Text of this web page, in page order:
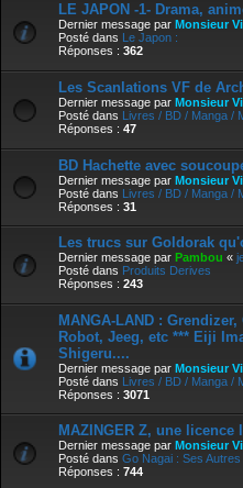
LE JAPON -1- Drama,
Dernier message par Monsieur
Posté dans
Le Japon :
Réponses : 362
Les Scanlations VF de
Dernier message par Monsieur
Posté dans Livres / BD / Manga /
Réponses : 47
BD Hachette avec
Dernier message par Monsieur
Posté dans Livres / BD / Manga /
Réponses : 31
Les trucs sur Goldorak
Dernier message par Pambou «
Posté dans Produits Derives
Réponses : 243
MANGA-LAND :
Robot, Jeeg, etc *** Eiji
Shigeru....
Dernier message par Monsieur
Posté dans Livres / BD / Manga /
Réponses : 3071
MAZINGER Z, une
Dernier message par Monsieur
Posté dans Go Nagai : Ses
Réponses : 744